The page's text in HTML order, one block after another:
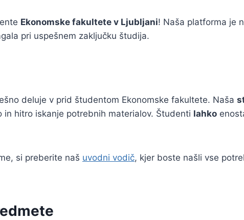
Ekonomske fakultete v Ljubljani! Naša platforma je
pri uspešnem zaključku študija.
deluje v prid študentom Ekonomske fakultete. Naša
hitro iskanje potrebnih materialov. Študenti lahko
si preberite naš uvodni vodič, kjer boste našli vse